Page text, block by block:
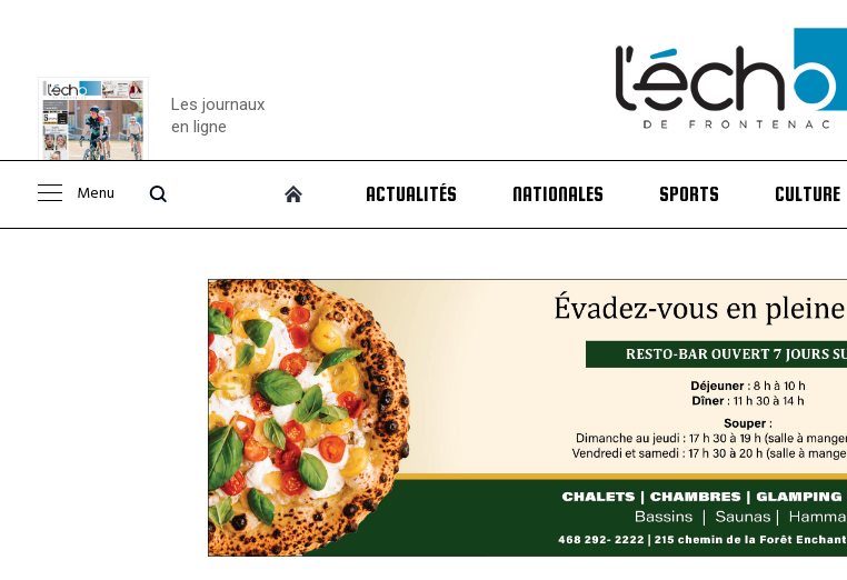
Consulter le
Les journaux
en ligne
Menu ACTUALITÉS NATIONALES SPORTS CULTURE